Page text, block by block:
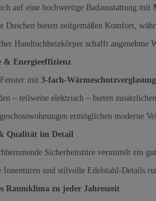
auf eine hochwertige Badausstattung mit
Duschen bieten zeitgemäßen Komfort,
Handtuchheizkörper schafft angenehme
& Energieeffizienz
mit 3-fach-Wärmeschutzverglasung
– teilweise elektrisch – bieten
ermöglichen moderne
Qualität im Detail
Sicherheitstüre vermittelt ein
Innentüren und stilvolle Edelstahl-Details
Raumklima zu jeder Jahreszeit